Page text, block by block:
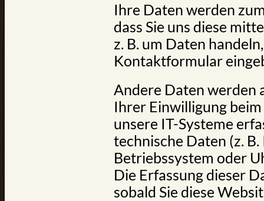
Ihre Daten werden
dass Sie uns diese
z. B. um Daten
Kontaktformular
Andere Daten werden
Ihrer Einwilligung
unsere IT-Systeme
technische Daten (z.
Betriebssystem oder
Die Erfassung dieser
sobald Sie diese